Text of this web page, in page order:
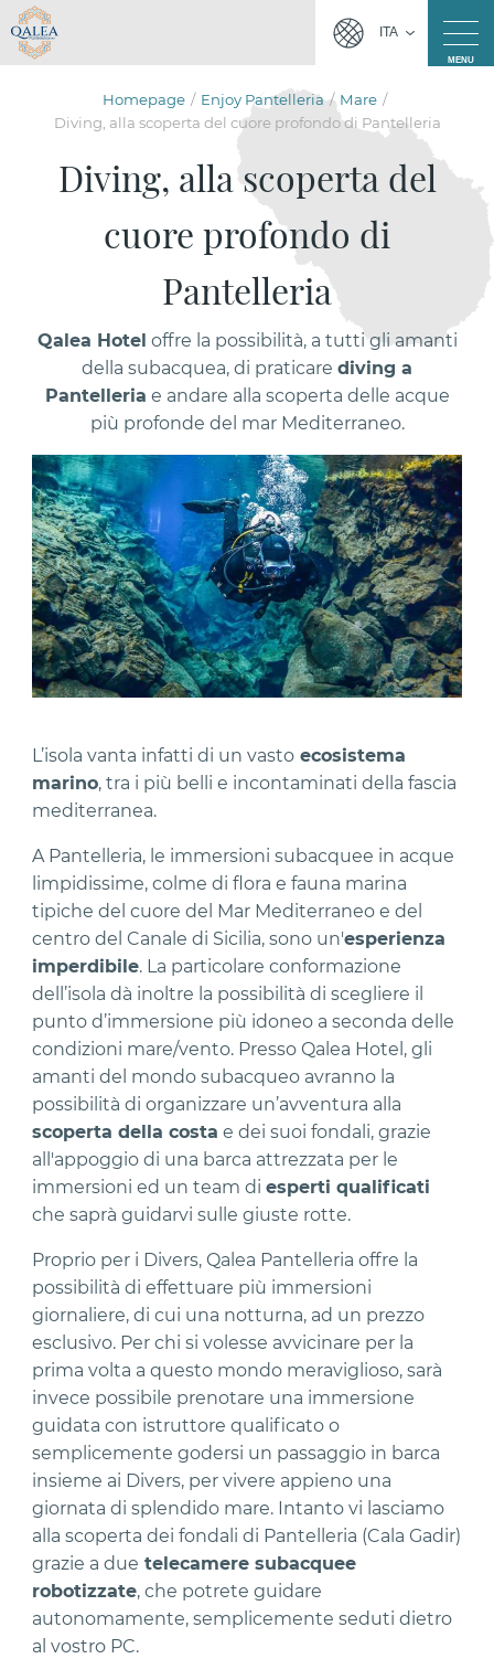
ITA
MENU
Homepage Enjoy Pantelleria
Mare
Diving, alla scoperta del cuore profondo di Pantelleria
Diving, alla scoperta del
cuore profondo di
Pantelleria
Qalea Hotel offre la possibilità, a tutti gli amanti
della subacquea, di praticare diving a
Pantelleria e andare alla scoperta delle acque
più profonde del mar Mediterraneo.
L’isola vanta infatti di un vasto ecosistema
marino, tra i più belli e incontaminati della fascia
mediterranea.
A Pantelleria, le immersioni subacquee in acque
limpidissime, colme di flora e fauna marina
tipiche del cuore del Mar Mediterraneo e del
centro del Canale di Sicilia, sono un'esperienza
imperdibile. La particolare conformazione
dell’isola dà inoltre la possibilità di scegliere il
punto d’immersione più idoneo a seconda delle
condizioni mare/vento. Presso Qalea Hotel, gli
amanti del mondo subacqueo avranno la
possibilità di organizzare un’avventura alla
scoperta della costa e dei suoi fondali, grazie
all'appoggio di una barca attrezzata per le
immersioni ed un team diesperti qualificati
che saprà guidarvi sulle giuste rotte.
Proprio per i Divers, Qalea Pantelleria offre la
possibilità di effettuare più immersioni
giornaliere, di cui una notturna, ad un prezzo
esclusivo. Per chi si volesse avvicinare per la
prima volta a questo mondo meraviglioso, sarà
invece possibile prenotare una immersione
guidata con istruttore qualificato o
semplicemente godersi un passaggio in barca
insieme ai Divers, per vivere appieno una
giornata di splendido mare. Intanto vi lasciamo
alla scoperta dei fondali di Pantelleria (Cala Gadir)
grazie a due telecamere subacquee
robotizzate, che potrete guidare
autonomamente, semplicemente seduti dietro
al vostro PC.